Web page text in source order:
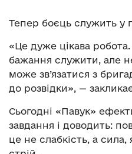
Тепер боєць служить у
«Це дуже цікава
бажання служити, але
може зв’язатися з
до розвідки», — закликає
Сьогодні «Павук»
завдання і доводить:
це не слабкість, а